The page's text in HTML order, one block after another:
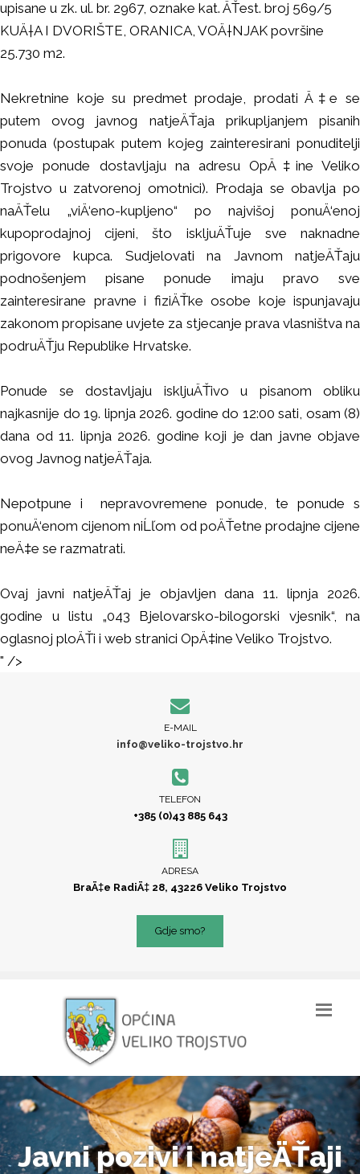
upisane u zk. ul. br. 2967, oznake kat. ÄŤest. broj 569/5
KUÄ†A I DVORIŠTE, ORANICA, VOÄ†NJAK površine
25.730 m2.
Nekretnine koje su predmet prodaje, prodati Ä‡e se
putem ovog javnog natjeÄŤaja prikupljanjem pisanih
ponuda (postupak putem kojeg zainteresirani ponuditelji
svoje ponude dostavljaju na adresu OpÄ‡ine Veliko
Trojstvo u zatvorenoj omotnici). Prodaja se obavlja po
naÄŤelu „viÄ‘eno-kupljeno“ po najvišoj ponuÄ‘enoj
kupoprodajnoj cijeni, što iskljuÄŤuje sve naknadne
prigovore kupca. Sudjelovati na Javnom natjeÄŤaju
podnošenjem pisane ponude imaju pravo sve
zainteresirane pravne i fiziÄŤke osobe koje ispunjavaju
zakonom propisane uvjete za stjecanje prava vlasništva na
podruÄŤju Republike Hrvatske.
Ponude se dostavljaju iskljuÄŤivo u pisanom obliku
najkasnije do 19. lipnja 2026. godine do 12:00 sati, osam (8)
dana od 11. lipnja 2026. godine koji je dan javne objave
ovog Javnog natjeÄŤaja.
Nepotpune i nepravovremene ponude, te ponude s
ponuÄ‘enom cijenom niĹľom od poÄŤetne prodajne cijene
neÄ‡e se razmatrati.
Ovaj javni natjeÄŤaj je objavljen dana 11. lipnja 2026.
godine u listu „043 Bjelovarsko-bilogorski vjesnik“, na
oglasnoj ploÄŤi i web stranici OpÄ‡ine Veliko Trojstvo.
" />
E-MAIL
info@veliko-trojstvo.hr
TELEFON
+385 (0)43 885 643
ADRESA
BraÄ‡e RadiÄ‡ 28, 43226 Veliko Trojstvo
Gdje smo?
Javni pozivi i natjeÄŤaji